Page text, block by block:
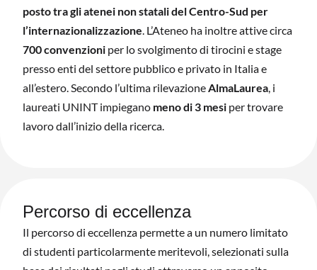
posto tra gli atenei non statali del Centro-Sud per
l’internazionalizzazione. L’Ateneo ha inoltre attive circa
700 convenzioni per lo svolgimento di tirocini e stage
presso enti del settore pubblico e privato in Italia e
all’estero. Secondo l’ultima rilevazioneAlmaLaurea, i
laureati UNINT impiegano meno di 3 mesi per trovare
lavoro dall’inizio della ricerca.
Percorso di eccellenza
Il percorso di eccellenza permette a un numero limitato
di studenti particolarmente meritevoli, selezionati sulla